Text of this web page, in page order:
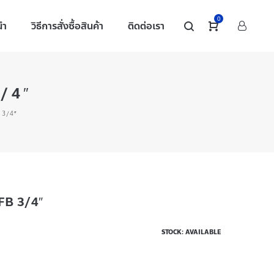
วิธีการสั่งซื้อสินค้า ติดต่อเรา 0
4″
3/4″
3/4″
STOCK: AVAILABLE